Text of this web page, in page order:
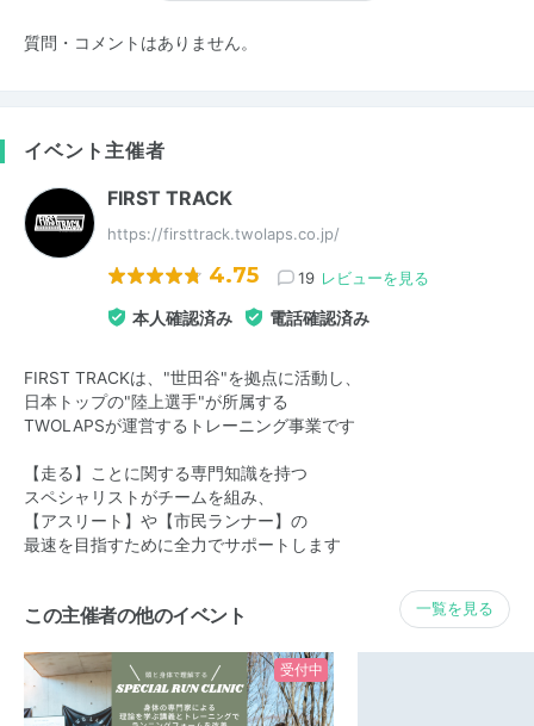
質問・コメントはありません。
イベント主催者
FIRST TRACK
https://firsttrack.twolaps.co.jp/
4.75 19 レビューを見る
本人確認済み 電話確認済み
FIRST TRACKは、"世田谷"を拠点に活動し、
日本トップの"陸上選手"が所属する
TWOLAPSが運営するトレーニング事業です
【走る】ことに関する専門知識を持つ
スペシャリストがチームを組み、
【アスリート】や【市民ランナー】の
最速を目指すために全力でサポートします
この主催者の他のイベント 一覧を見る
受付中